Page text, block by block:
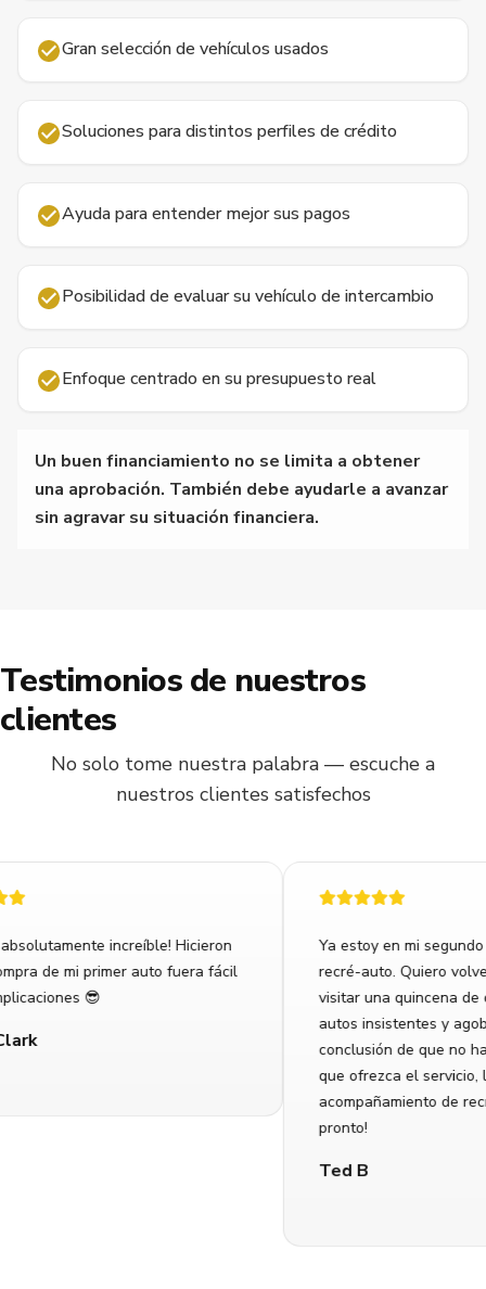
Gran selección de vehículos usados
Soluciones para distintos perfiles de crédito
Ayuda para entender mejor sus pagos
Posibilidad de evaluar su vehículo de intercambio
Enfoque centrado en su presupuesto real
Un buen financiamiento no se limita a obtener
una aprobación. También debe ayudarle a avanzar
sin agravar su situación financiera.
Testimonios de nuestros
clientes
No solo tome nuestra palabra — escuche a
nuestros clientes satisfechos
increíble! Hicieron
de mi primer auto fuera fácil
😎
Ya estoy en mi segundo
recré-auto. Quiero volver
visitar una quincena de
autos insistentes y
conclusión de que no
que ofrezca el servicio,
acompañamiento de
pronto!
Ted B